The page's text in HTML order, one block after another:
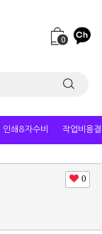
0
인쇄&자수비 작업비용
0